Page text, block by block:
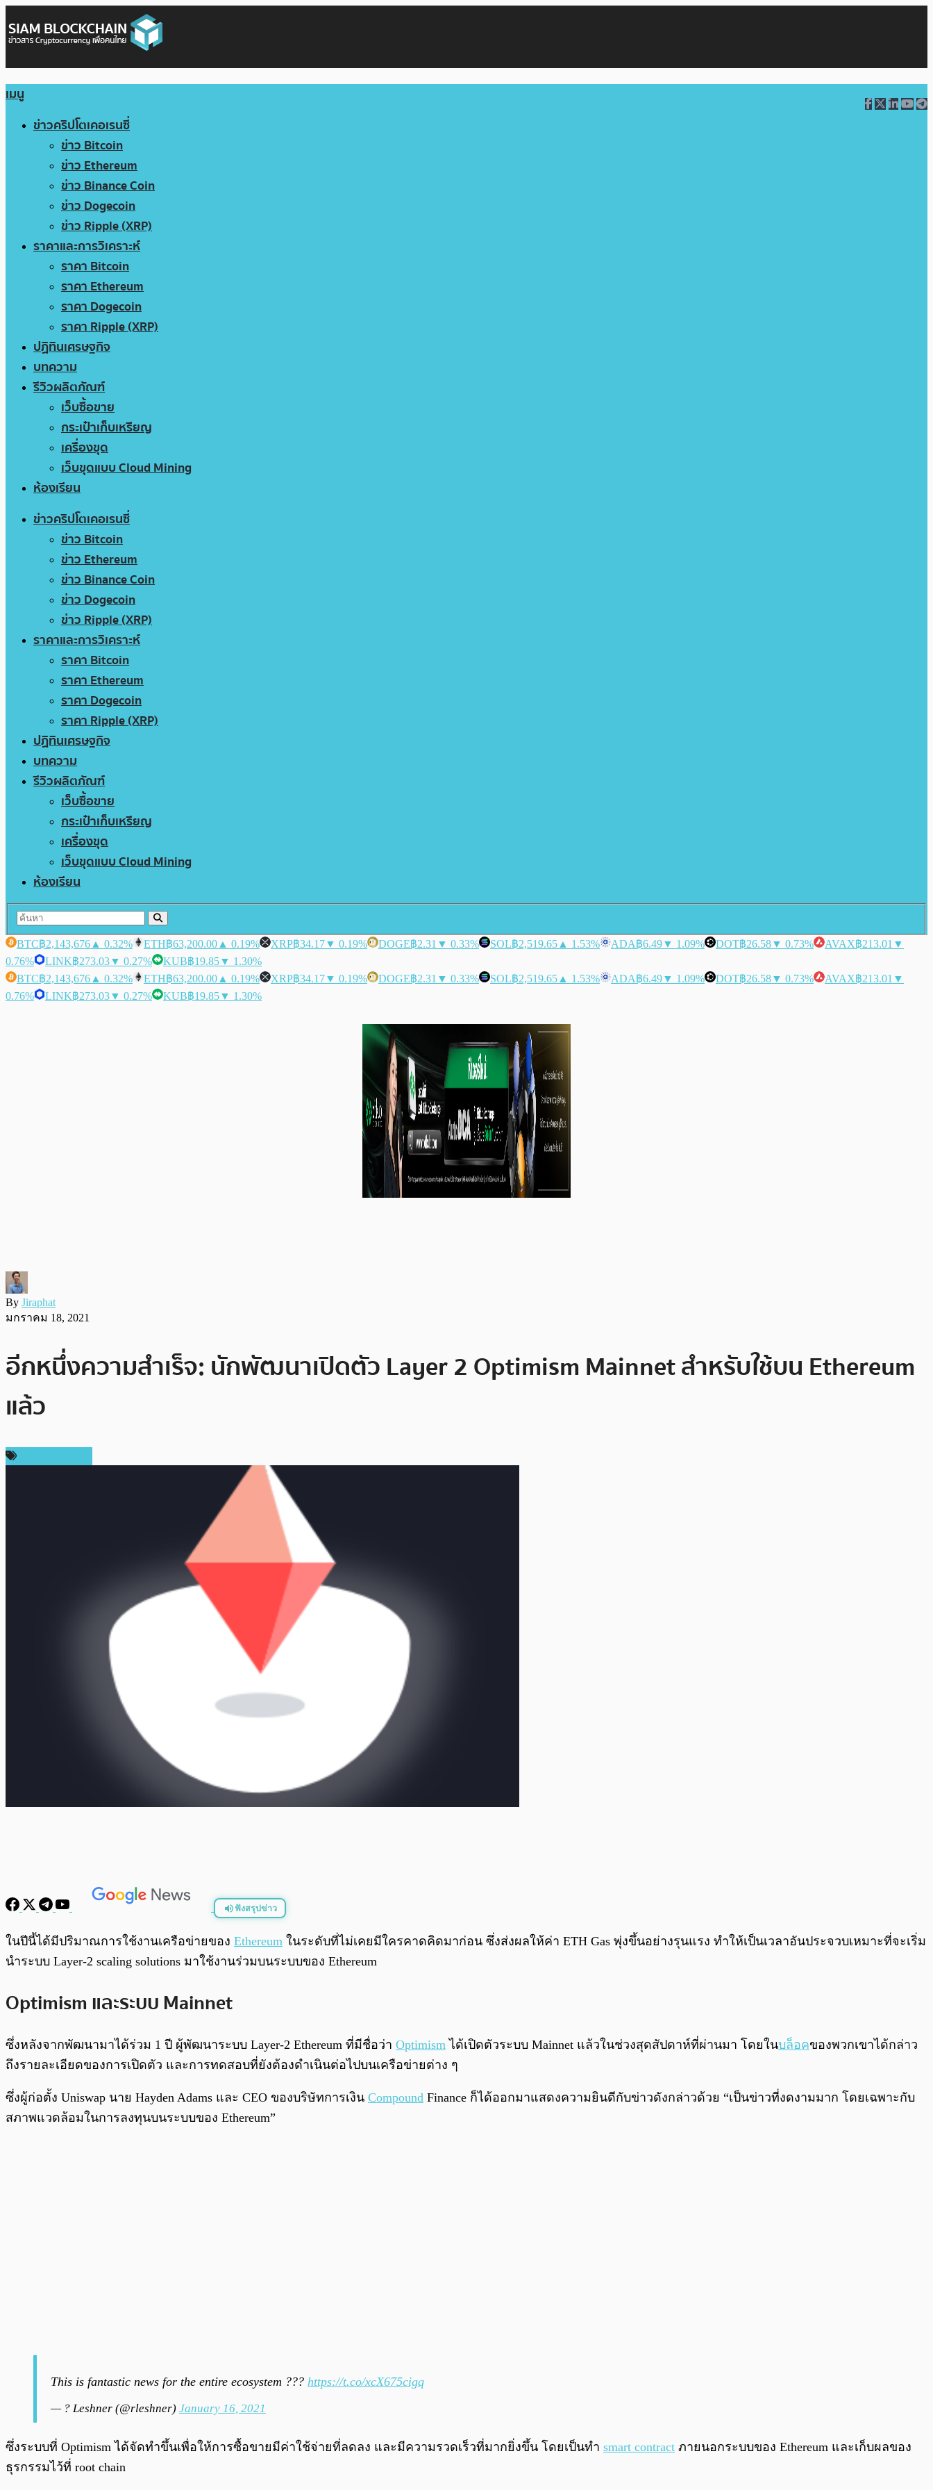
เมนู
ข่าวคริปโตเคอเรนซี่
ข่าว Bitcoin
ข่าว Ethereum
ข่าว Binance Coin
ข่าว Dogecoin
ข่าว Ripple (XRP)
ราคาและการวิเคราะห์
ราคา Bitcoin
ราคา Ethereum
ราคา Dogecoin
ราคา Ripple (XRP)
ปฏิทินเศรษฐกิจ
บทความ
รีวิวผลิตภัณฑ์
เว็บซื้อขาย
กระเป๋าเก็บเหรียญ
เครื่องขุด
เว็บขุดแบบ Cloud Mining
ห้องเรียน
ข่าวคริปโตเคอเรนซี่
ข่าว Bitcoin
ข่าว Ethereum
ข่าว Binance Coin
ข่าว Dogecoin
ข่าว Ripple (XRP)
ราคาและการวิเคราะห์
ราคา Bitcoin
ราคา Ethereum
ราคา Dogecoin
ราคา Ripple (XRP)
ปฏิทินเศรษฐกิจ
บทความ
รีวิวผลิตภัณฑ์
เว็บซื้อขาย
กระเป๋าเก็บเหรียญ
เครื่องขุด
เว็บขุดแบบ Cloud Mining
ห้องเรียน
BTC฿2,143,676 ▲ 0.32% ETH฿63,200.00 ▲ 0.19% XRP฿34.17▼ 0.19% DOGE฿2.31 ▼ 0.33% SOL฿2,519.65 ▲ 1.53% ADA฿6.49▼ 1.09% DOT฿26.58▼ 0.73% AVAX฿213.01 ▼
0.76%
LINK฿273.03▼ 0.27% KUB฿19.85▼ 1.30%
BTC฿2,143,676 ▲ 0.32% ETH฿63,200.00 ▲ 0.19% XRP฿34.17▼ 0.19% DOGE฿2.31 ▼ 0.33% SOL฿2,519.65 ▲ 1.53% ADA฿6.49▼ 1.09% DOT฿26.58▼ 0.73% AVAX฿213.01 ▼
0.76%
LINK฿273.03▼ 0.27% KUB฿19.85▼ 1.30%
By Jiraphat
มกราคม 18, 2021
อีกหนึ่งความสำเร็จ: นักพัฒนาเปิดตัว Layer 2 Optimism Mainnet สำหรับใช้บน Ethereum
แล้ว
ฟังสรุปข่าว
พร้อมเล่น
ในปีนี้ได้มีปริมาณการใช้งานเครือข่ายของ Ethereum ในระดับที่ไม่เคยมีใครคาดคิดมาก่อน ซึ่งส่งผลให้ค่า ETH Gas พุ่งขึ้นอย่างรุนแรง ทำให้เป็นเวลาอันประจวบเหมาะที่จะเริ่ม
นำระบบ Layer-2 scaling solutions มาใช้งานร่วมบนระบบของ Ethereum
Optimism และระบบ Mainnet
ซึ่งหลังจากพัฒนามาได้ร่วม 1 ปี ผู้พัฒนาระบบ Layer-2 Ethereum ที่มีชื่อว่า Optimism ได้เปิดตัวระบบ Mainnet แล้วในช่วงสุดสัปดาห์ที่ผ่านมา โดยในบล็อคของพวกเขาได้กล่าว
ถึงรายละเอียดของการเปิดตัว และการทดสอบที่ยังต้องดำเนินต่อไปบนเครือข่ายต่าง ๆ
ซึ่งผู้ก่อตั้ง Uniswap นาย Hayden Adams และ CEO ของบริษัทการเงิน Compound Finance ก็ได้ออกมาแสดงความยินดีกับข่าวดังกล่าวด้วย “เป็นข่าวที่งดงามมาก โดยเฉพาะกับ
สภาพแวดล้อมในการลงทุนบนระบบของ Ethereum”
This is fantastic news for the entire ecosystem ??? https://t.co/xcX675cigq
— ? Leshner (@rleshner) January 16, 2021
ซึ่งระบบที่ Optimism ได้จัดทำขึ้นเพื่อให้การซื้อขายมีค่าใช้จ่ายที่ลดลง และมีความรวดเร็วที่มากยิ่งขึ้น โดยเป็นทำ smart contract ภายนอกระบบของ Ethereum และเก็บผลของ
ธุรกรรมไว้ที่ root chain